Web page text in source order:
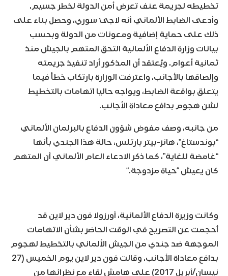
تخطيطه لجريمة عنف تعرض أمن الدولة لخطر جسيم.
وأدعى الضابط الألماني أنه لاجئ سوري، وحصل بناء على
ذلك على حماية إضافية ومعونات من الدولة وبحسب
بيانات وزارة الدفاع الألمانية التحق المتهم بالجيش منذ
ثمانية أعوام. ويُعتقد أن المذكور أراد تنفيذ جريمته
وإلصاقها بالأجانب. واعترفت الوزارة بارتكاب خطأ فيما
يتعلق بواقعة الضابط، ويواجه حاليا اتهامات بالتخطيط
لشن هجوم بدافع معاداة الأجانب.
من جانبه، وصف مفوض شؤون الدفاع بالبرلمان الألماني
“بوندستاغ”، هانز-بيتر بارتلس، حالة هذا الجندي بأنها
“غامضة للغاية”، كما ذكر الادعاء العام الألماني أن المتهم
كان يعيش “حياة مزدوجة“.
وكانت وزيرة الدفاع الألمانية، أورزولا فون دير لاين قد
أحجمت عن التصريح في الوقت الحاضر بشأن الاتهامات
الموجهة ضد جندي من الجيش الألماني بالتخطيط لهجوم
بدافع معاداة الأجانب. وقالت فون دير لاين يوم الخميس (27
نيسان/أبريل 2017) على هامش لقاء مع نظرائها من